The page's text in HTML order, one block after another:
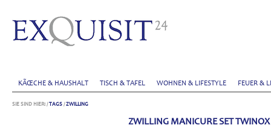
KÃŒCHE & HAUSHALT TISCH & TAFEL WOHNEN & LIFESTYLE FEUER &
SIE SIND HIER: /TAGS /ZWILLING
ZWILLING MANICURE SET